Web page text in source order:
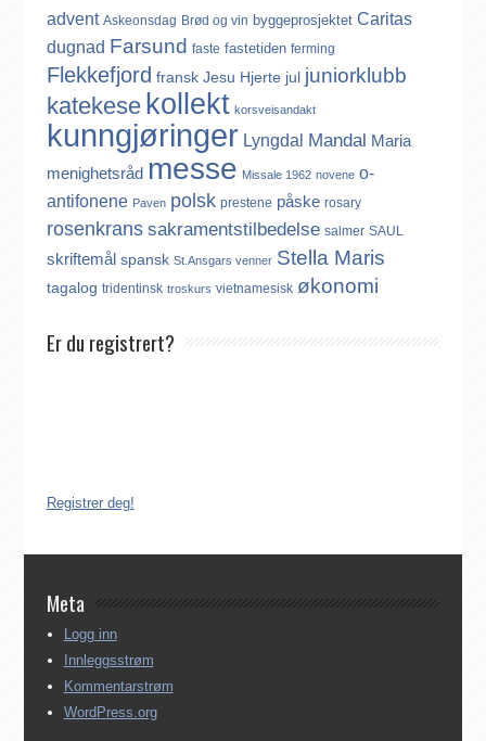
advent Askeonsdag Brød og vin byggeprosjektet Caritas
dugnad Farsund faste fastetiden ferming
Flekkefjord fransk Jesu Hjerte jul juniorklubb
katekese kollekt korsveisandakt
kunngjøringer Lyngdal Mandal Maria
menighetsråd messe Missale 1962 novene o-
antifonene Paven polsk prestene påske rosary
rosenkrans sakramentstilbedelse salmer SAUL
skriftemål spansk St.Ansgars venner Stella Maris
tagalog tridentinsk troskurs vietnamesisk økonomi
Er du registrert?
Registrer deg!
Meta
Logg inn
Innleggsstrøm
Kommentarstrøm
WordPress.org